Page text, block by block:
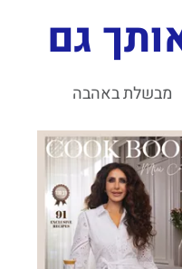
גם
מבשלת באהבה